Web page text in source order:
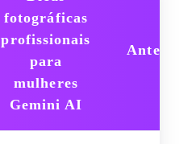
fotográficas
profissionais
para
mulheres
Gemini AI
Antes